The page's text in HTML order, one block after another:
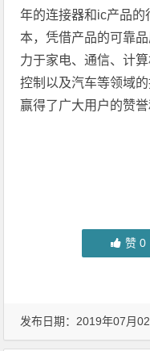
年的连接器和ic产品的
本，凭借产品的可靠
力于家电、通信、计
控制以及汽车等领域
赢得了广大用户的赞誉
赞 0
发布日期：2019年07月